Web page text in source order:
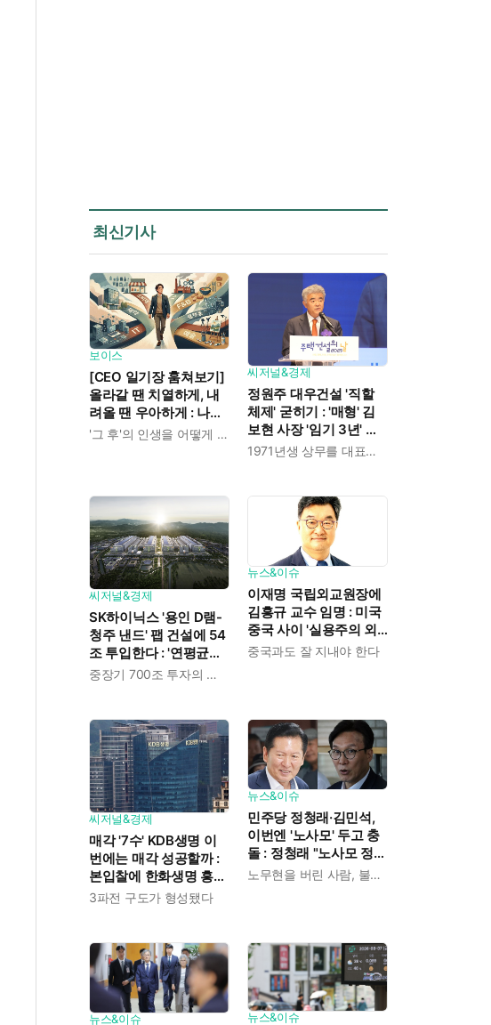
최신기사
보이스
[CEO 일기장 훔쳐보기]
올라갈 땐 치열하게, 내
려올 땐 우아하게 : 나만
의 커리어 설계법
'그 후'의 인생을 어떻게 살 것인가
씨저널&경제
정원주 대우건설 '직할
체제' 굳히기 : '매형' 김
보현 사장 '임기 3년' 받
고 4개월 만에 물러났다
1971년생 상무를 대표이사로 발탁
씨저널&경제
SK하이닉스 '용인 D램-
청주 낸드' 팹 건설에 54
조 투입한다 : '연평균
19% 성장' 메모리 수요중장기 700조 투자의 단계적 이행
뉴스&이슈
이재명 국립외교원장에
김흥규 교수 임명 : 미국
중국 사이 '실용주의 외
교론' 강조한 인물이다
중국과도 잘 지내야 한다
씨저널&경제
매각 '7수' KDB생명 이
번에는 매각 성공할까 :
본입찰에 한화생명 흥국
생명 한국금융지주 최종
3파전 구도가 형성됐다
뉴스&이슈
민주당 정청래·김민석,
이번엔 '노사모' 두고 충
돌 : 정청래 "노사모 정신
으로 승리" vs 김민석 측노무현을 버린 사람, 불편하겠지
뉴스&이슈 뉴스&이슈